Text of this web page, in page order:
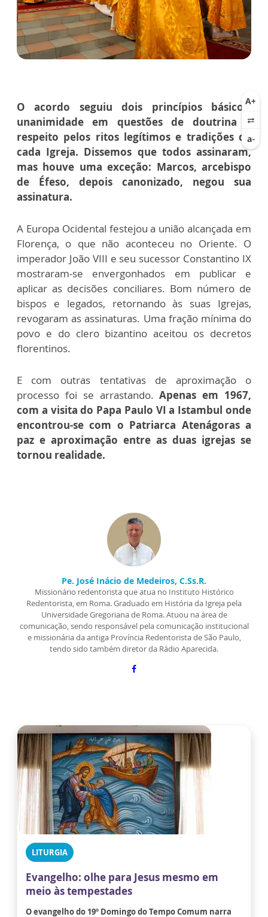
O acordo seguiu dois princípios básicos:
unanimidade em questões de doutrina e
respeito pelos ritos legítimos e tradições de
cada Igreja. Dissemos que todos assinaram,
mas houve uma exceção: Marcos, arcebispo
de Éfeso, depois canonizado, negou sua
assinatura.
A Europa Ocidental festejou a união alcançada em
Florença, o que não aconteceu no Oriente. O
imperador João VIII e seu sucessor Constantino IX
mostraram-se envergonhados em publicar e
aplicar as decisões conciliares. Bom número de
bispos e legados, retornando às suas Igrejas,
revogaram as assinaturas. Uma fração mínima do
povo e do clero bizantino aceitou os decretos
florentinos.
E com outras tentativas de aproximação o
processo foi se arrastando. Apenas em 1967,
com a visita do Papa Paulo VI a Istambul onde
encontrou-se com o Patriarca Atenágoras a
paz e aproximação entre as duas igrejas se
tornou realidade.
Pe. José Inácio de Medeiros, C.Ss.R.
Missionário redentorista que atua no Instituto Histórico
Redentorista, em Roma. Graduado em História da Igreja pela
Universidade Gregoriana de Roma. Atuou na área de
comunicação, sendo responsável pela comunicação institucional
e missionária da antiga Província Redentorista de São Paulo,
tendo sido também diretor da Rádio Aparecida.
LITURGIA
Evangelho: olhe para Jesus mesmo em
meio às tempestades
O evangelho do 19º Domingo do Tempo Comum narra